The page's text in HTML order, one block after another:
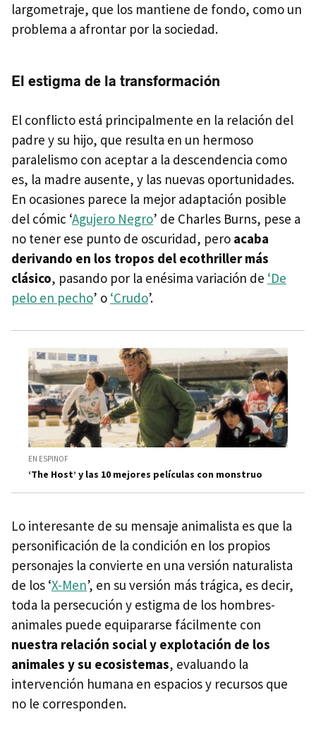
largometraje, que los mantiene de fondo, como un
problema a afrontar por la sociedad.
El estigma de la transformación
El conflicto está principalmente en la relación del
padre y su hijo, que resulta en un hermoso
paralelismo con aceptar a la descendencia como
es, la madre ausente, y las nuevas oportunidades.
En ocasiones parece la mejor adaptación posible
del cómic ‘Agujero Negro’ de Charles Burns, pese a
no tener ese punto de oscuridad, pero acaba
derivando en los tropos del ecothriller más
clásico, pasando por la enésima variación de ‘De
pelo en pecho’ o ‘Crudo’.
EN ESPINOF
‘The Host’ y las 10 mejores películas con monstruo
Lo interesante de su mensaje animalista es que la
personificación de la condición en los propios
personajes la convierte en una versión naturalista
de los ‘X-Men’, en su versión más trágica, es decir,
toda la persecución y estigma de los hombres-
animales puede equipararse fácilmente con
nuestra relación social y explotación de los
animales y su ecosistemas, evaluando la
intervención humana en espacios y recursos que
no le corresponden.